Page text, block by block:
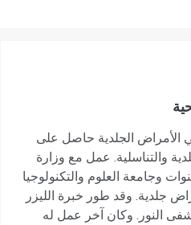
الأمراض الجلدية حاصل على
والتناسلية. عمل مع وزارة
الأردنية لأكثر من 10 سنوات وجامعة العلوم والتكنولوجيا
أمراض جلدية. وقد طور خبرة الليزر
النور. وكان آخر عمل له